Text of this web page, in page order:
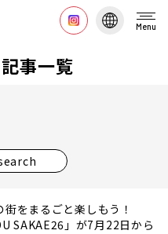
Menu
事一覧
街をまるごと楽しもう！
SAKAE26」が7月22日から